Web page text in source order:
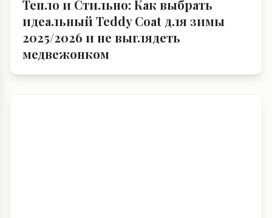
Тепло и Стильно: Как выбрать
идеальный Teddy Coat для зимы
2025/2026 и не выглядеть
медвежонком